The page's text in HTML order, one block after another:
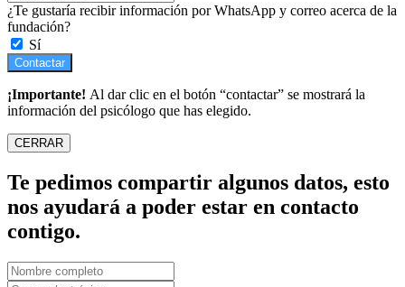
¿Te gustaría recibir información por WhatsApp y correo acerca de la
fundación?
Sí
Contactar
¡Importante! Al dar clic en el botón “contactar” se mostrará la
información del psicólogo que has elegido.
CERRAR
Te pedimos compartir algunos datos, esto
nos ayudará a poder estar en contacto
contigo.